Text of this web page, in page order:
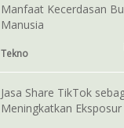
Manfaat Kecerdasan
Manusia
Tekno
Jasa Share TikTok
Meningkatkan